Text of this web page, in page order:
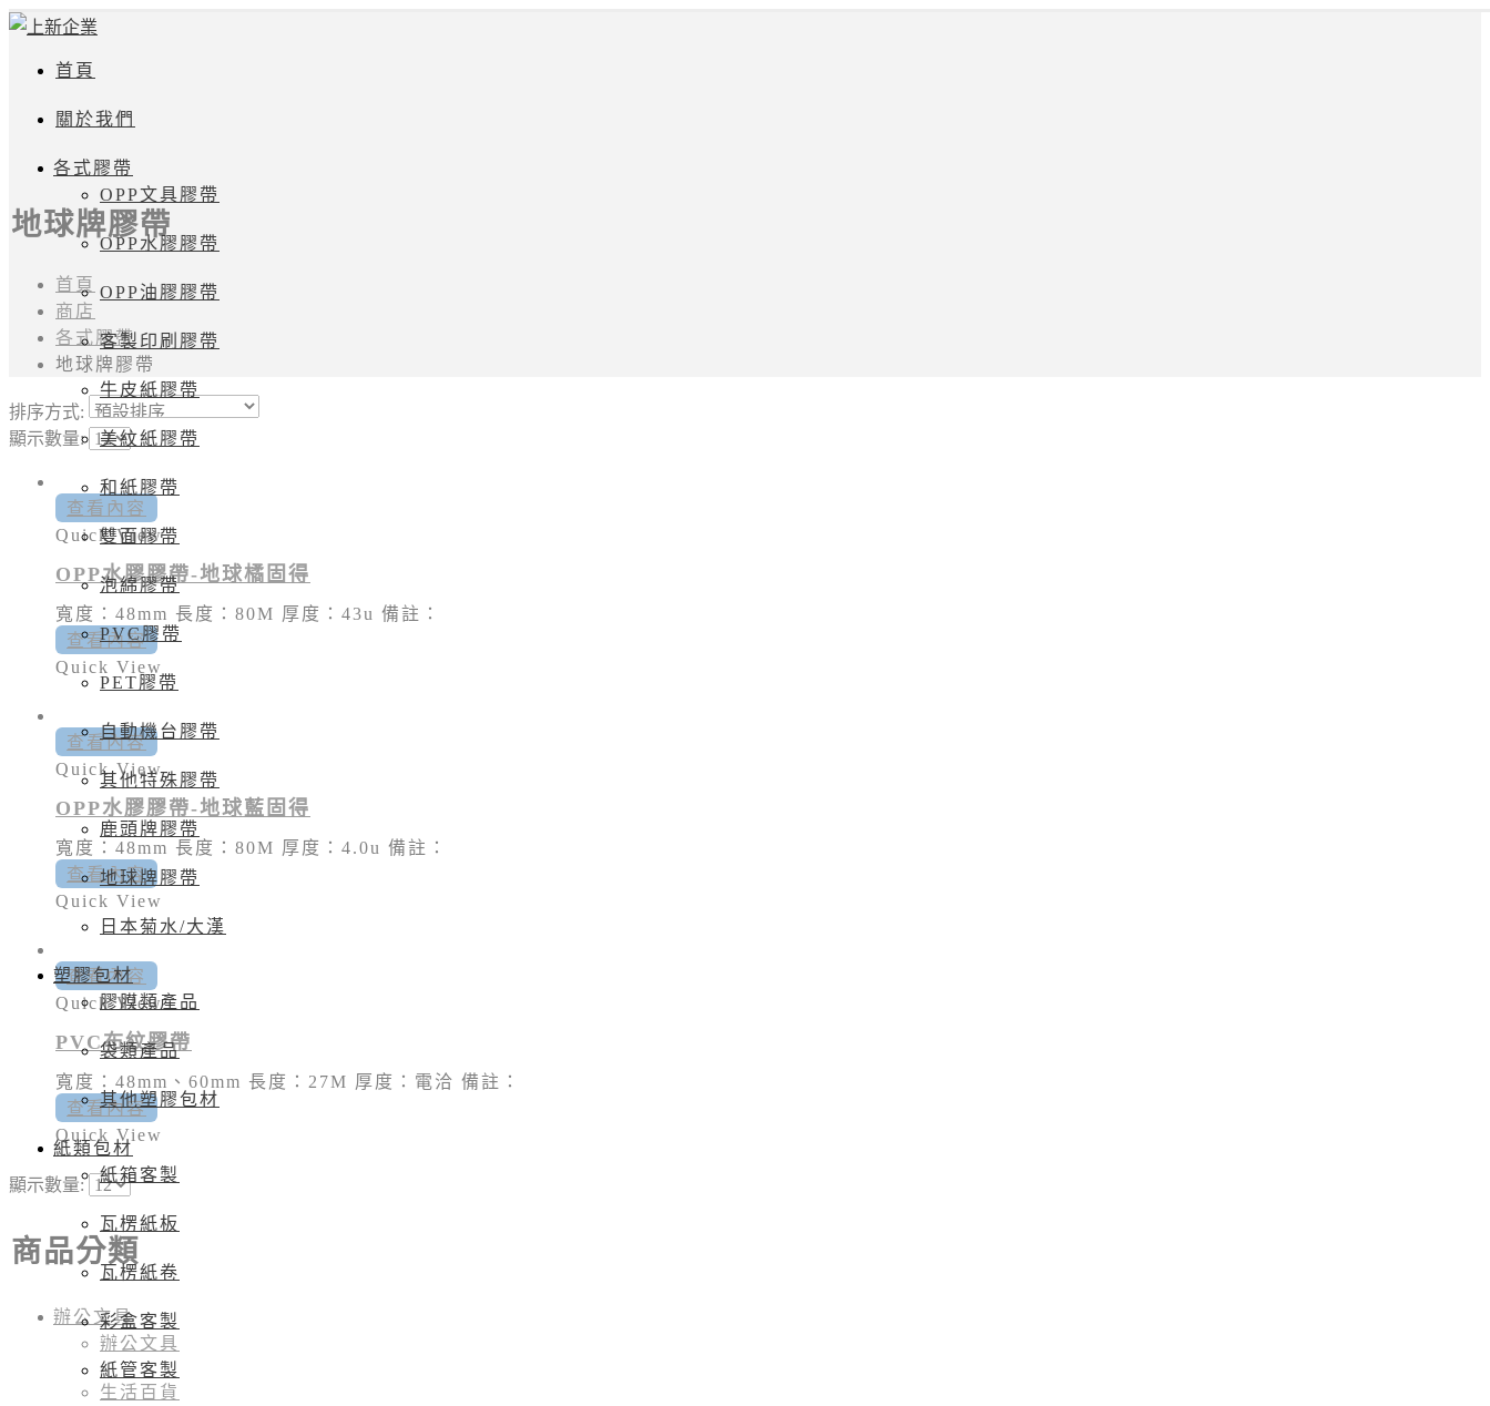
首頁
關於我們
各式膠帶
OPP文具膠帶
OPP水膠膠帶
OPP油膠膠帶
客製印刷膠帶
牛皮紙膠帶
美紋紙膠帶
和紙膠帶
雙面膠帶
泡綿膠帶
PVC膠帶
PET膠帶
自動機台膠帶
其他特殊膠帶
鹿頭牌膠帶
地球牌膠帶
日本菊水/大漢
塑膠包材
膠膜類產品
袋類產品
其他塑膠包材
紙類包材
紙箱客製
瓦楞紙板
瓦楞紙卷
彩盒客製
紙管客製
地球牌膠帶
首頁
商店
各式膠帶
地球牌膠帶
排序方式:
顯示數量:
查看內容
Quick View
OPP水膠膠帶-地球橘固得
寬度：48mm 長度：80M 厚度：43u 備註：
查看內容
Quick View
查看內容
Quick View
OPP水膠膠帶-地球藍固得
寬度：48mm 長度：80M 厚度：4.0u 備註：
查看內容
Quick View
查看內容
Quick View
PVC布紋膠帶
寬度：48mm、60mm 長度：27M 厚度：電洽 備註：
查看內容
Quick View
顯示數量:
商品分類
辦公文具
辦公文具
生活百貨